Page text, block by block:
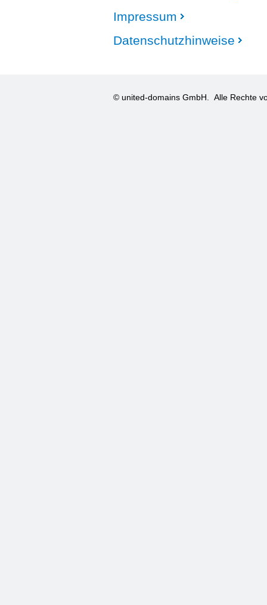
Impressum
Datenschutzhinweise
© united-domains GmbH. Alle Rechte